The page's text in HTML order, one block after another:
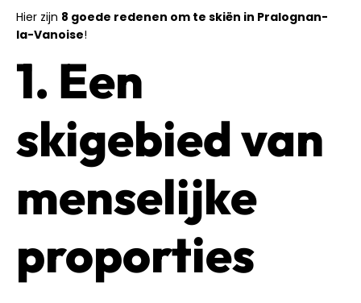
Hier zijn 8 goede redenen om te skiën in Pralognan-
la-Vanoise!
1. Een
skigebied van
menselijke
proporties